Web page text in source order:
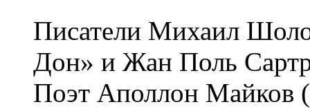
Писатели Михаил
Дон» и Жан Поль
Поэт Аполлон Майков